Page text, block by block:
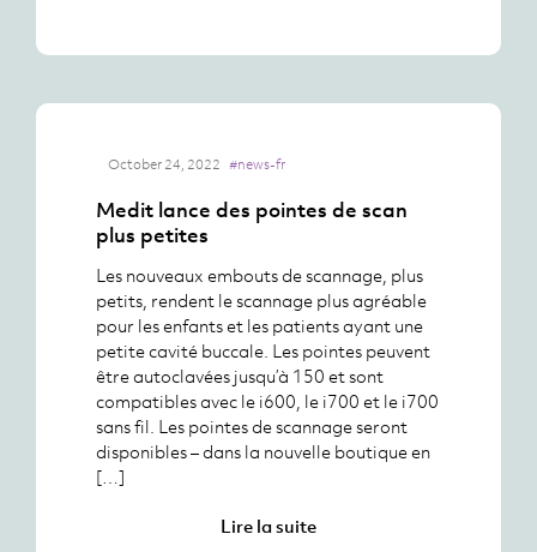
October 24, 2022 #news-fr
Medit lance des pointes de scan
plus petites
Les nouveaux embouts de scannage, plus
petits, rendent le scannage plus agréable
pour les enfants et les patients ayant une
petite cavité buccale. Les pointes peuvent
être autoclavées jusqu’à 150 et sont
compatibles avec le i600, le i700 et le i700
sans fil. Les pointes de scannage seront
disponibles – dans la nouvelle boutique en
[…]
Lire la suite